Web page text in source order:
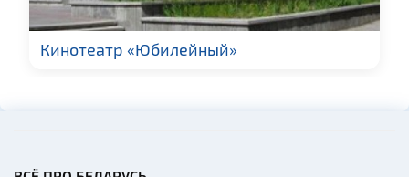
Гражданская
архитектура
Церкви
Кинотеатр «Юбилейный»